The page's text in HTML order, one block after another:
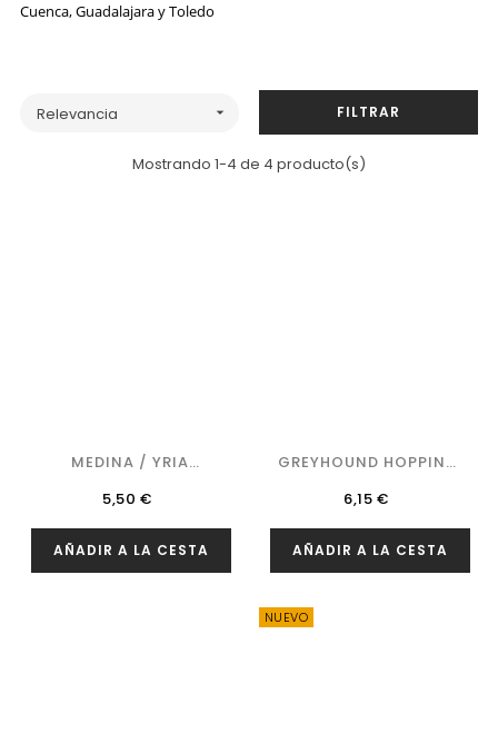
Cuenca, Guadalajara y Toledo
Relevancia  FILTRAR
Mostrando 1-4 de 4 producto(s)
MEDINA / YRIA
FUTURISME
Precio
5,50 €
AÑADIR A LA CESTA
GREYHOUND HOPPING
HOSTILE
Precio
6,15 €
AÑADIR A LA CESTA
NUEVO